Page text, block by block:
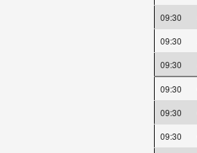
09:30
09:30
09:30
09:30
09:30
09:30